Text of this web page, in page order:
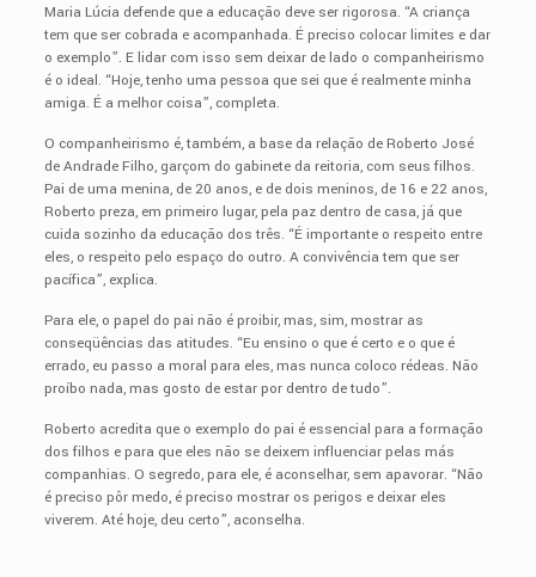
Maria Lúcia defende que a educação deve ser rigorosa. “A criança
tem que ser cobrada e acompanhada. É preciso colocar limites e dar
o exemplo”. E lidar com isso sem deixar de lado o companheirismo
é o ideal. “Hoje, tenho uma pessoa que sei que é realmente minha
amiga. É a melhor coisa”, completa.
O companheirismo é, também, a base da relação de Roberto José
de Andrade Filho, garçom do gabinete da reitoria, com seus filhos.
Pai de uma menina, de 20 anos, e de dois meninos, de 16 e 22 anos,
Roberto preza, em primeiro lugar, pela paz dentro de casa, já que
cuida sozinho da educação dos três. “É importante o respeito entre
eles, o respeito pelo espaço do outro. A convivência tem que ser
pacífica”, explica.
Para ele, o papel do pai não é proibir, mas, sim, mostrar as
conseqüências das atitudes. “Eu ensino o que é certo e o que é
errado, eu passo a moral para eles, mas nunca coloco rédeas. Não
proíbo nada, mas gosto de estar por dentro de tudo”.
Roberto acredita que o exemplo do pai é essencial para a formação
dos filhos e para que eles não se deixem influenciar pelas más
companhias. O segredo, para ele, é aconselhar, sem apavorar. “Não
é preciso pôr medo, é preciso mostrar os perigos e deixar eles
viverem. Até hoje, deu certo”, aconselha.